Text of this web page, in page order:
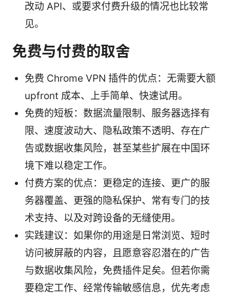
改动 API、或要求付费升级的情况也比较常
见。
免费与付费的取舍
免费 Chrome VPN 插件的优点：无需要大额
upfront 成本、上手简单、快速试用。
免费的短板：数据流量限制、服务器选择有
限、速度波动大、隐私政策不透明、存在广
告或数据收集风险，甚至某些扩展在中国环
境下难以稳定工作。
付费方案的优点：更稳定的连接、更广的服
务器覆盖、更强的隐私保护、常有专门的技
术支持、以及对跨设备的无缝使用。
实践建议：如果你的用途是日常浏览、短时
访问被屏蔽的内容，且愿意容忍潜在的广告
与数据收集风险，免费插件足矣。但若你需
要稳定工作、经常传输敏感信息，优先考虑